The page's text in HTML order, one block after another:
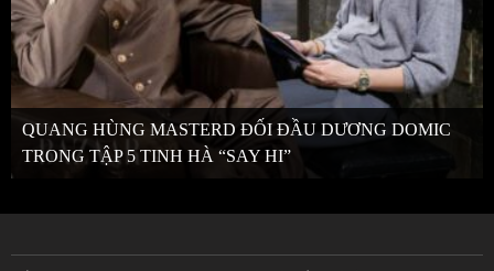
QUANG HÙNG MASTERD ĐỐI ĐẦU DƯƠNG DOMIC
TRONG TẬP 5 TINH HÀ “SAY HI”